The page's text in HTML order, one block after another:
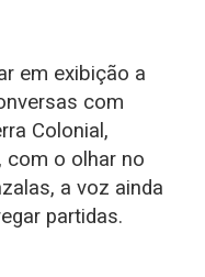
em exibição a
com
Colonial,
com o olhar no
a voz ainda
partidas.